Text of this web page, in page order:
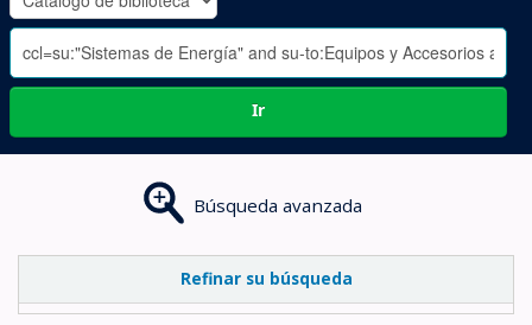
-
Ir
Búsqueda avanzada
Refinar su búsqueda